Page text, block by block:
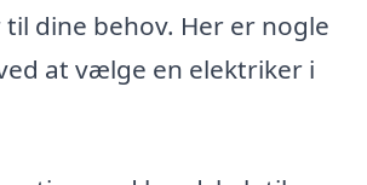
dine behov. Her er nogle
at vælge en elektriker i